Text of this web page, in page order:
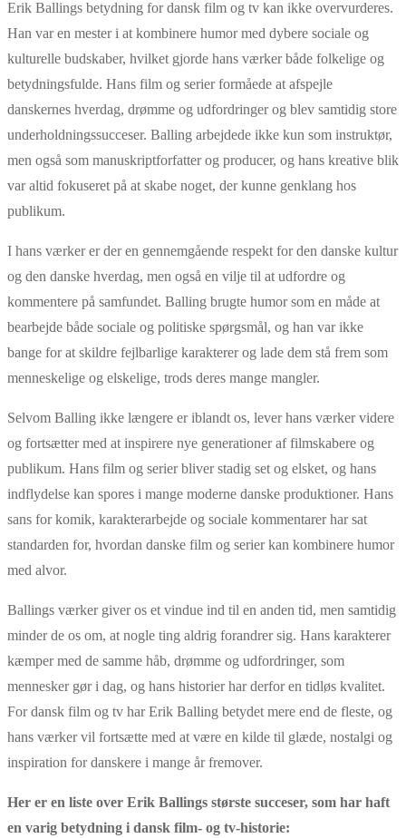
Erik Ballings betydning for dansk film og tv kan ikke overvurderes.
Han var en mester i at kombinere humor med dybere sociale og
kulturelle budskaber, hvilket gjorde hans værker både folkelige og
betydningsfulde. Hans film og serier formåede at afspejle
danskernes hverdag, drømme og udfordringer og blev samtidig store
underholdningssucceser. Balling arbejdede ikke kun som instruktør,
men også som manuskriptforfatter og producer, og hans kreative blik
var altid fokuseret på at skabe noget, der kunne genklang hos
publikum.
I hans værker er der en gennemgående respekt for den danske kultur
og den danske hverdag, men også en vilje til at udfordre og
kommentere på samfundet. Balling brugte humor som en måde at
bearbejde både sociale og politiske spørgsmål, og han var ikke
bange for at skildre fejlbarlige karakterer og lade dem stå frem som
menneskelige og elskelige, trods deres mange mangler.
Selvom Balling ikke længere er iblandt os, lever hans værker videre
og fortsætter med at inspirere nye generationer af filmskabere og
publikum. Hans film og serier bliver stadig set og elsket, og hans
indflydelse kan spores i mange moderne danske produktioner. Hans
sans for komik, karakterarbejde og sociale kommentarer har sat
standarden for, hvordan danske film og serier kan kombinere humor
med alvor.
Ballings værker giver os et vindue ind til en anden tid, men samtidig
minder de os om, at nogle ting aldrig forandrer sig. Hans karakterer
kæmper med de samme håb, drømme og udfordringer, som
mennesker gør i dag, og hans historier har derfor en tidløs kvalitet.
For dansk film og tv har Erik Balling betydet mere end de fleste, og
hans værker vil fortsætte med at være en kilde til glæde, nostalgi og
inspiration for danskere i mange år fremover.
Her er en liste over Erik Ballings største succeser, som har haft
en varig betydning i dansk film- og tv-historie: